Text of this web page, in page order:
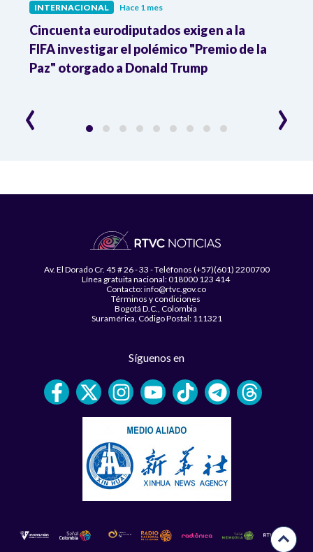
INTERNACIONAL Hace 1 mes
Cincuenta eurodiputados exigen a la
FIFA investigar el polémico "Premio de la
Paz" otorgado a Donald Trump
‹ ›
Av. El Dorado Cr. 45 # 26 - 33 - Teléfonos (+57)(601) 2200700
Línea gratuita nacional: 018000 123 414
Contacto: info@rtvc.gov.co
Términos y condiciones
Bogotá D.C., Colombia
Suramérica, Código Postal: 111321
Síguenos en